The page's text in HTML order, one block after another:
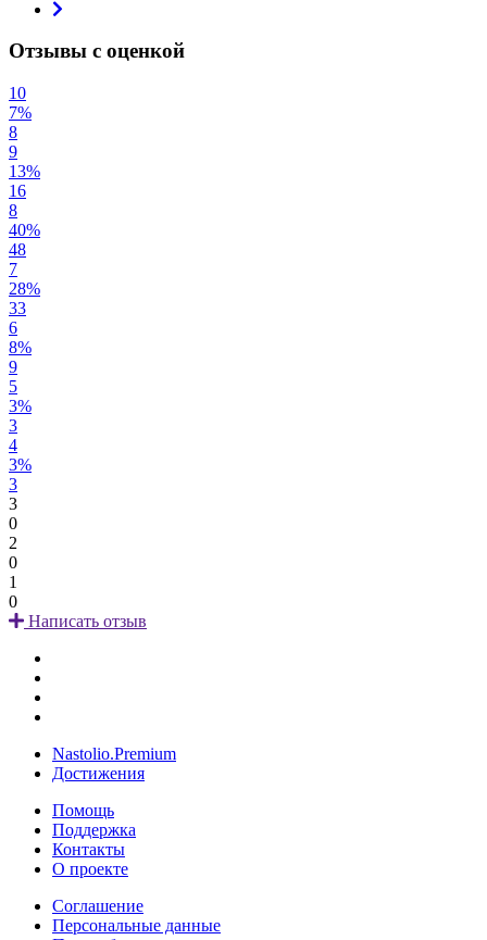
Отзывы с оценкой
10
7%
8
9
13%
16
8
40%
48
7
28%
33
6
8%
9
5
3%
3
4
3%
3
3
0
2
0
1
0
Написать отзыв
Nastolio.Premium
Достижения
Помощь
Поддержка
Контакты
О проекте
Соглашение
Персональные данные